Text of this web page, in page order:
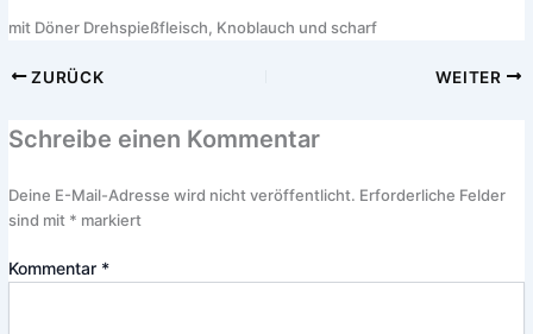
mit Döner Drehspießfleisch, Knoblauch und scharf
ZURÜCK WEITER
Schreibe einen Kommentar
Deine E-Mail-Adresse wird nicht veröffentlicht. Erforderliche Felder
sind mit * markiert
Kommentar *